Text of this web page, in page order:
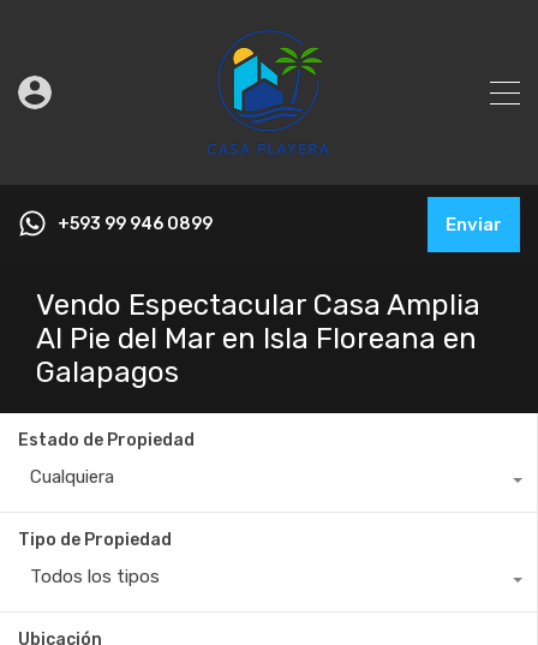
+593 99 946 0899 Enviar
Vendo Espectacular Casa Amplia
Al Pie del Mar en Isla Floreana en
Galapagos
Estado de Propiedad
Cualquiera
Tipo de Propiedad
Todos los tipos
Ubicación